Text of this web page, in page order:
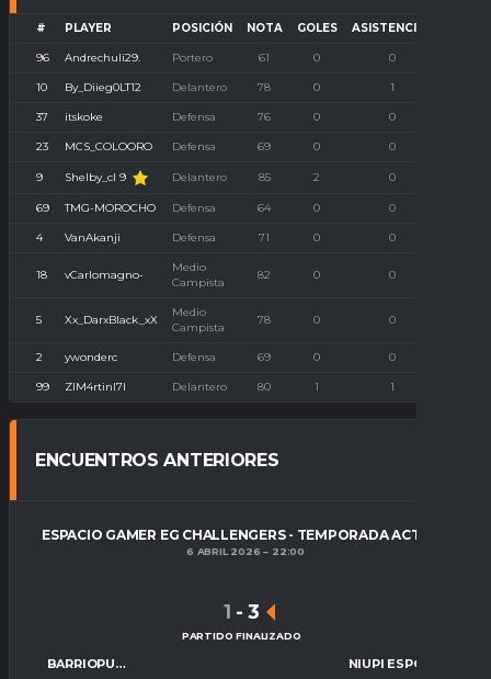
# PLAYER POSICIÓN NOTA GOLES ASISTENCIAS
96 Andrechuli29. Portero 61 0 0
10 By_Diieg0LT12 Delantero 78 0 1
37 itskoke Defensa 76 0 0
23 MCS_COLOORO Defensa 69 0 0
9 Shelby_cl 9 Delantero 85 2 0
69 TMG-MOROCHO Defensa 64 0 0
4 VanAkanji Defensa 71 0 0
18 vCarlomagno-
Medio
Campista
82 0 0
5 Xx_DarxBlack_xX
Medio
Campista
78 0 0
2 ywonderc Defensa 69 0 0
99 ZlM4rtinl7l Delantero 80 1 1
ENCUENTROS ANTERIORES
ESPACIO GAMER EG CHALLENGERS - TEMPORADA ACTUAL
6 ABRIL 2026 22:00
BARRIOPUERTO FC
1 - 3
PARTIDO FINALIZADO